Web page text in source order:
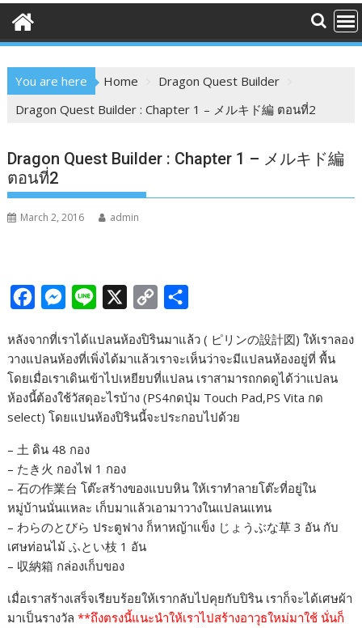
You are here Home
Dragon Quest Builder
Dragon Quest Builder : Chapter 1 – メルキド編 ตอนที่2
Dragon Quest Builder : Chapter 1 – メルキド編
ตอนที่2
March 2, 2016 admin
c
e
b
o
o
k
M
s
s
e
n
g
e
r
n
e
p
y
L
i
a
e
หลังจากที่เราได้แปลนห้องปิรินมาแล้ว ( ピリンの設計図) ให้เราลอง
วางแปลนห้องที่เพิ่งได้มาแล้วเราจะเห็นว่าจะมีแปลนห้องอยู่ที่ พื้น
โดยเมื่อเราเดินเข้าไปเหยียบที่แปลน เราสามารถกดดูได้ว่าแปลน
ห้องนี้ต้องใช้วัสดุอะไรบ้าง (PS4กดปุ่ม Touch Pad,PS Vita กด
select) โดยแปนห้องปิรินนี้จะประกอบไปด้วย
– 土 ดิน 48 กอง
– たき火 กองไฟ 1 กอง
– 石の作業台 โต๊ะสร้างของแบบหิน ให้เราทำลายโต๊ะที่อยู่ใน
หมู่บ้านนั่นแหละ เก็บมาแล้วเอามาวางในแปลนแทน
– わらのとびら ประตูฟาง ก็หาหญ้าแข็ง じょうぶな草 3 อัน กับ
เศษท่อนไม้ ふとい枝 1 อัน
– 収納箱 กล่องเก็บของ
เมื่อเราสร้างเสร็จเรียบร้อยให้เรากลับไปคุยกับปิริน เราก็จะได้เศษผ้า
มาเป็นรางวัล**ถึงตรงนี้แนะนำให้เราไปสร้างอาวุธใหม่มาใช้ นั่นก็